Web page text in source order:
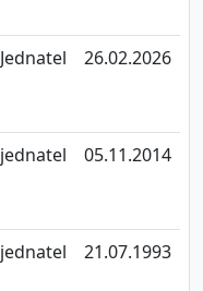
Jednatel 26.02.2026
jednatel 05.11.2014
jednatel 21.07.1993